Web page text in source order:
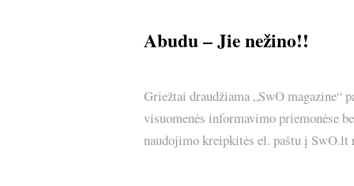
Abudu – Jie nežino!!
Griežtai draudžiama „SwO magazine“
visuomenės informavimo priemonėse
naudojimo kreipkitės el. paštu į